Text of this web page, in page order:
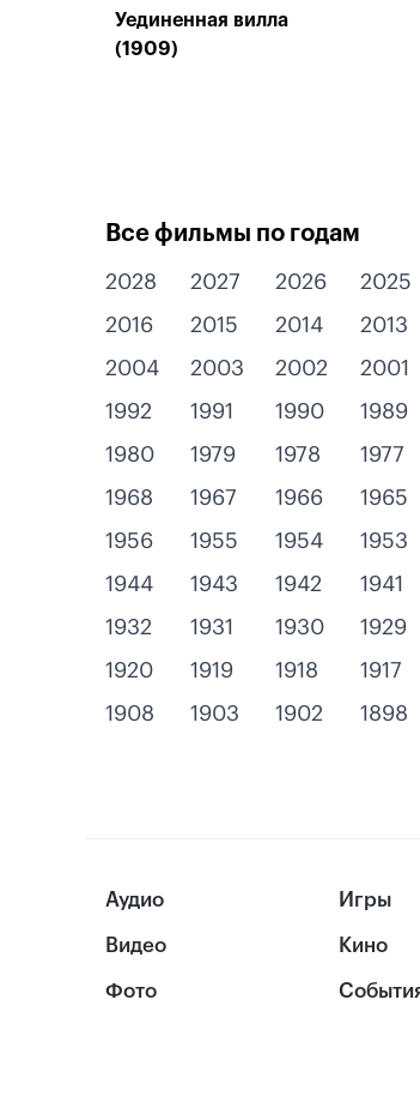
Уединенная вилла
(1909)
Все фильмы по годам
2028 2027 2026 2025
2016
2015 2014 2013
2004
2003 2002 2001
1992
1991 1990 1989
1980
1979 1978 1977
1968
1967 1966 1965
1956
1955 1954 1953
1944
1943 1942 1941
1932
1931 1930 1929
1920
1919 1918 1917
1908
1903 1902 1898
Аудио
Видео
Фото
Игры
Кино